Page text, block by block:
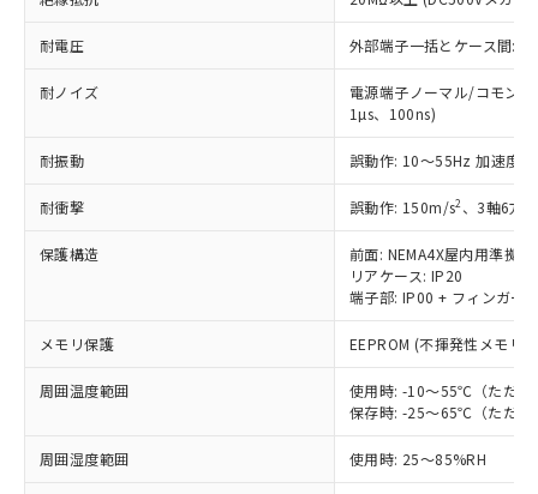
耐電圧 外部端子一括とケース間:
耐ノイズ
電源端子ノーマル/コモン
1µs、100ns)
耐振動 誤動作: 10～55Hz 加速度
耐衝撃 誤動作: 150m/s2 、3軸6方
保護構造
前面: NEMA4X屋内用準拠
リアケース: IP20
端子部: IP00 + フィンガー
メモリ保護 EEPROM (不揮発性メモリ)
周囲温度範囲
使用時: -10～55℃（ただし
保存時: -25～65℃（ただし
周囲湿度範囲 使用時: 25～85%RH
」をご確認
在庫状況および標準価格結果を当社の
事前の承諾なく第三者に漏洩または開
示しないようお願いします。
ビス）をご利用いただくには、I-Web
メンバーズにご登録されている必要が
お客様が当ウェブサイト上で当社にご
登録された部品リストについて、当社
および当社の共同利用者が、当社の製
品・サービスに関するお客様との取
引・商談に必要な範囲で利用すること
※当社の共同利用者とは、"個人情報
の「1.共同利
用者の範囲」に記載されている法人を
※2 対応予定月
部品在庫の切り替え状況などにより、予定
※3 非含有証明書ダウンロード
とができます。
EU RoHS指令（10物質）の非含有証明書
51物質の非含有証明書（当社基準）
※本証明書は発行日時点で非含有を証明す
るもので、過去に遡って非含有を証明する
「ｅ」：有害物質（10物質）のすべてが基
準値以下であることを示します。
「10」：通常の使用状況下において有害物
質が外部に漏えいし、環境に深刻な影響を
及ぼさない年数を意味します。
「－」：未確認です。当社販売部門へお問
武器並びにこれらの製造装置等に一切
当社は、貴社製品を第三者に販売する
場合は、上記1、2および3の内容を当
該第三者に通知します。また当社は、
販売先および販売に係わる関係者が違
法に輸出するおそれがある場合は、取
キャンセル
いては、お客様のお取引先、ま
たはお客様担当のオムロン制御
機器販売店・当社販売員にご確
受注生産機種、また在庫状況の
情報を公開していない機種